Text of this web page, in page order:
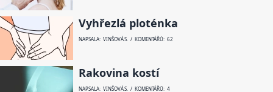
Vyhřezlá ploténka
NAPSALA: VINŠOVÁ S. / KOMENTÁŘŮ: 62
Rakovina kostí
NAPSALA: VINŠOVÁ S. / KOMENTÁŘŮ: 4